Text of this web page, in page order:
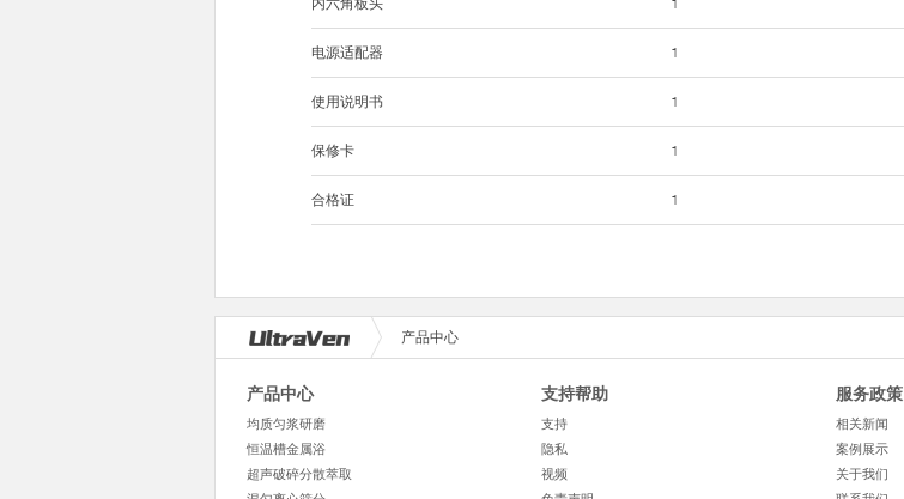
电源适配器
使用说明书
保修卡
合格证
1
1
1
1
产品中心
产品中心
均质匀浆研磨
恒温槽金属浴
超声破碎分散萃取
支持帮助
支持
隐私
视频
服务政策
相关新闻
案例展示
关于我们